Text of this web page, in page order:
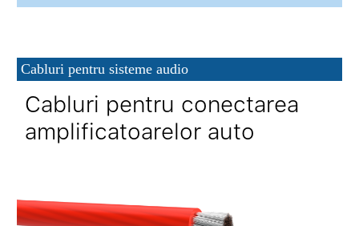
Cabluri pentru sisteme audio
Cabluri pentru conectarea
amplificatoarelor auto